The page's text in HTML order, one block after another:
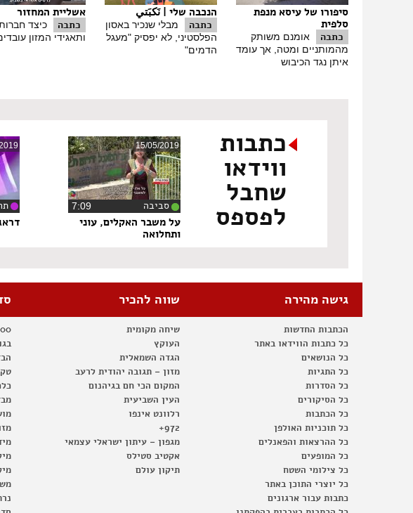
סיפורו של עיסא מנפת
סלפית
כתבה
אומנם משותק
מהמותניים ומטה, אך עומד
איתן נגד הכיבוש
הנכבה שלי | نَكبَتي
כתבה
מבלי שנכיר באסון
הפלסטיני, לא יפסיק "מעגל
הדמים"
אשליית המחזור
כתבה
כיצד
ותאגידי המזון
כתבות
ווידאו
שחבל
לפספס
15/05/2019
סביבה
על משבר האקלים, עוני
ותחלואה
גישה מהירה
הכתבות החדשות
כל כתבות הווידאו באתר
כל הנושאים
כל התגיות
כל הסדרות
כל הסיקורים
כל הכתבות
כל תוכניות האולפן
כל ההרצאות והפאנלים
כל המופעים
כל צילומי השטח
כל יוצרי התוכן באתר
כתבות עבור ארגונים
שווה להכיר
שיחה מקומית
העוקץ
הגדה השמאלית
מזון – תגובה יהודית לרעב
המקום הכי חם בגיהנום
העין השביעית
רלוונט אינפו
972+
מגפון – עיתון ישראלי עצמאי
אקטיב סטילס
תיקון עולם
100